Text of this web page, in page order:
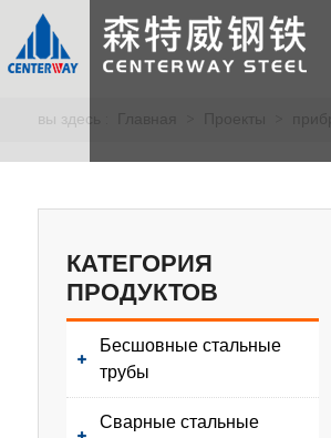
вы здесь :
КАТЕГОРИЯ
ПРОДУКТОВ
Бесшовные стальные
трубы
Сварные стальные